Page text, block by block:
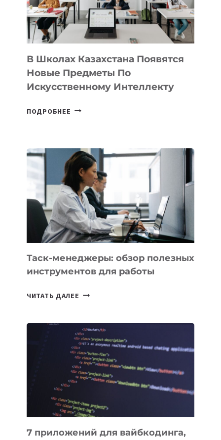
—
МЕЖДУНАРОДНУЮ
ПРОГРАММУ
ДЛЯ
ТЕХНОЛОГИЧЕСКИХ
В Школах Казахстана Появятся
Новые Предметы По
Искусственному Интеллекту
ПОДРОБНЕЕ
НОВЫЕ
ПРЕДМЕТЫ
ПО
ИСКУССТВЕННОМУ
ИНТЕЛЛЕКТУ
Таск-менеджеры: обзор полезных
инструментов для работы
ЧИТАТЬ ДАЛЕЕ ТАСК-
ПОЛЕЗНЫХ
ИНСТРУМЕНТОВ
ДЛЯ
РАБОТЫ
7 приложений для вайбкодинга,